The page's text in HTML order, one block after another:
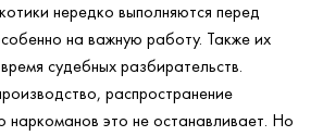
нередко выполняются перед
на важную работу. Также их
судебных разбирательств.
распространение
наркоманов это не останавливает. Но